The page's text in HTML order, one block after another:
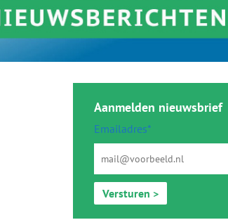
Aanmelden nieuwsbrief
Emailadres*
Versturen >